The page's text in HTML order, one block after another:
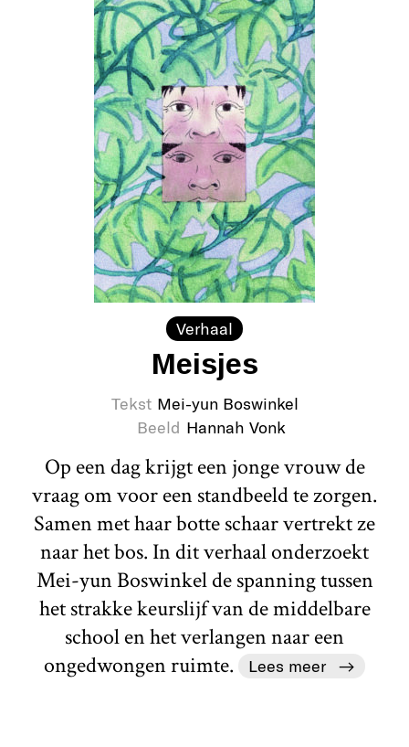
Verhaal
Meisjes
Tekst Mei-yun Boswinkel
Beeld Hannah Vonk
Op een dag krijgt een jonge vrouw de
vraag om voor een standbeeld te zorgen.
Samen met haar botte schaar vertrekt ze
naar het bos. In dit verhaal onderzoekt
Mei-yun Boswinkel de spanning tussen
het strakke keurslijf van de middelbare
school en het verlangen naar een
ongedwongen ruimte.
Lees meer